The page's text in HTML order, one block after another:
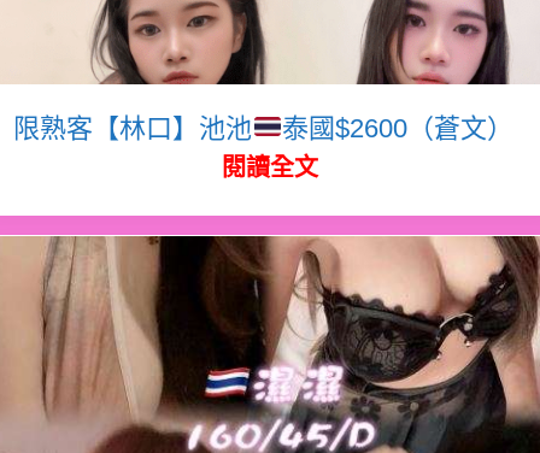
限熟客【林口】池池 泰國$2600（蒼文）
閱讀全文